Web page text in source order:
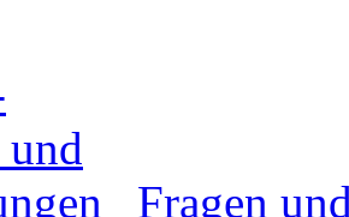
Fragen